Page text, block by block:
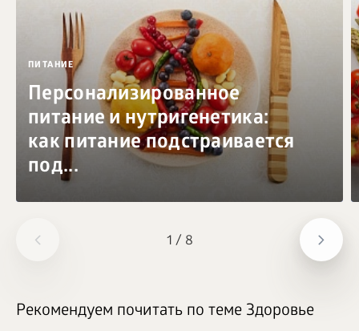
1 / 8
ПИТАНИЕ
Персонализированное
питание и нутригенетика:
как питание подстраивается
под...
Рекомендуем почитать по теме Здоровье